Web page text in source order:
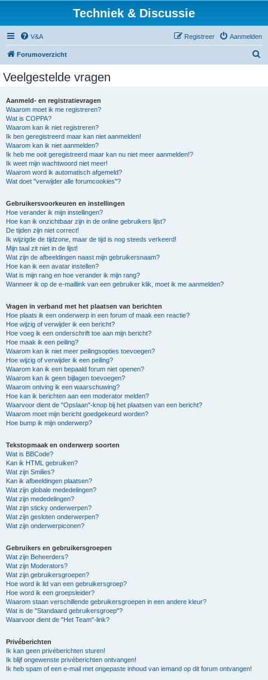
Techniek & Discussie
V&A Aanmelden
Registreer
Forumoverzicht
Veelgestelde vragen
Aanmeld- en registratievragen
Waarom moet ik me registreren?
Wat is COPPA?
Waarom kan ik niet registreren?
Ik ben geregistreerd maar kan niet aanmelden!
Waarom kan ik niet aanmelden?
Ik heb me ooit geregistreerd maar kan nu niet meer aanmelden!?
Ik weet mijn wachtwoord niet meer!
Waarom word ik automatisch afgemeld?
Wat doet "verwijder alle forumcookies"?
Gebruikersvoorkeuren en instellingen
Hoe verander ik mijn instellingen?
Hoe kan ik onzichtbaar zijn in de online gebruikers lijst?
De tijden zijn niet correct!
Ik wijzigde de tijdzone, maar de tijd is nog steeds verkeerd!
Mijn taal zit niet in de lijst!
Wat zijn de afbeeldingen naast mijn gebruikersnaam?
Hoe kan ik een avatar instellen?
Wat is mijn rang en hoe verander ik mijn rang?
Wanneer ik op de e-maillink van een gebruiker klik, moet ik me aanmelden?
Vragen in verband met het plaatsen van berichten
Hoe plaats ik een onderwerp in een forum of maak een reactie?
Hoe wijzig of verwijder ik een bericht?
Hoe voeg ik een onderschrift toe aan mijn bericht?
Hoe maak ik een peiling?
Waarom kan ik niet meer peilingsopties toevoegen?
Hoe wijzig of verwijder ik een peiling?
Waarom kan ik een bepaald forum niet openen?
Waarom kan ik geen bijlagen toevoegen?
Waarom ontving ik een waarschuwing?
Hoe kan ik berichten aan een moderator melden?
Waarvoor dient de "Opslaan"-knop bij het plaatsen van een bericht?
Waarom moet mijn bericht goedgekeurd worden?
Hoe bump ik mijn onderwerp?
Tekstopmaak en onderwerp soorten
Wat is BBCode?
Kan ik HTML gebruiken?
Wat zijn Smilies?
Kan ik afbeeldingen plaatsen?
Wat zijn globale mededelingen?
Wat zijn mededelingen?
Wat zijn sticky onderwerpen?
Wat zijn gesloten onderwerpen?
Wat zijn onderwerpiconen?
Gebruikers en gebruikersgroepen
Wat zijn Beheerders?
Wat zijn Moderators?
Wat zijn gebruikersgroepen?
Hoe word ik lid van een gebruikersgroep?
Hoe word ik een groepsleider?
Waarom staan verschillende gebruikersgroepen in een andere kleur?
Wat is de "Standaard gebruikersgroep"?
Waarvoor dient de "Het Team"-link?
Privéberichten
Ik kan geen privéberichten sturen!
Ik blijf ongewenste privéberichten ontvangen!
Ik heb spam of een e-mail met ongepaste inhoud van iemand op dit forum ontvangen!